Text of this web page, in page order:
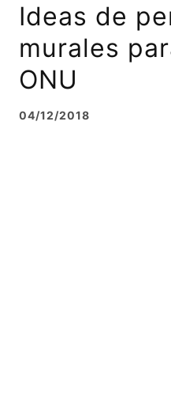
Ideas de
murales
ONU
04/12/2018